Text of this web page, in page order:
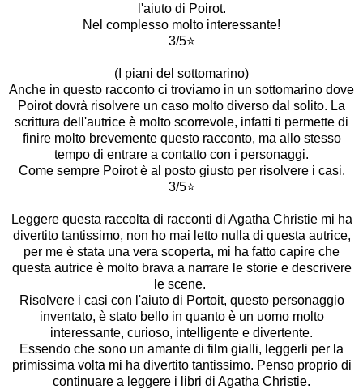
l'aiuto di Poirot.
Nel complesso molto interessante!
3/5⭐️
(I piani del sottomarino)
Anche in questo racconto ci troviamo in un sottomarino dove
Poirot dovrà risolvere un caso molto diverso dal solito. La
scrittura dell'autrice è molto scorrevole, infatti ti permette di
finire molto brevemente questo racconto, ma allo stesso
tempo di entrare a contatto con i personaggi.
Come sempre Poirot è al posto giusto per risolvere i casi.
3/5⭐️
Leggere questa raccolta di racconti di Agatha Christie mi ha
divertito tantissimo, non ho mai letto nulla di questa autrice,
per me è stata una vera scoperta, mi ha fatto capire che
questa autrice è molto brava a narrare le storie e descrivere
le scene.
Risolvere i casi con l'aiuto di Portoit, questo personaggio
inventato, è stato bello in quanto è un uomo molto
interessante, curioso, intelligente e divertente.
Essendo che sono un amante di film gialli, leggerli per la
primissima volta mi ha divertito tantissimo. Penso proprio di
continuare a leggere i libri di Agatha Christie.